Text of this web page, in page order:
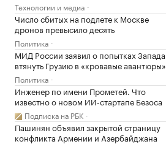
Технологии и медиа
Число сбитых на подлете к Москве
дронов превысило десять
Политика
МИД России заявил о попытках Запада
втянуть Грузию в «кровавые авантюры»
Политика
Инженер по имени Прометей. Что
известно о новом ИИ-стартапе Безоса
Подписка на РБК
Пашинян объявил закрытой страницу
конфликта Армении и Азербайджана